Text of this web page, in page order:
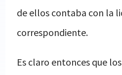
de ellos contaba con la
correspondiente.
Es claro entonces que